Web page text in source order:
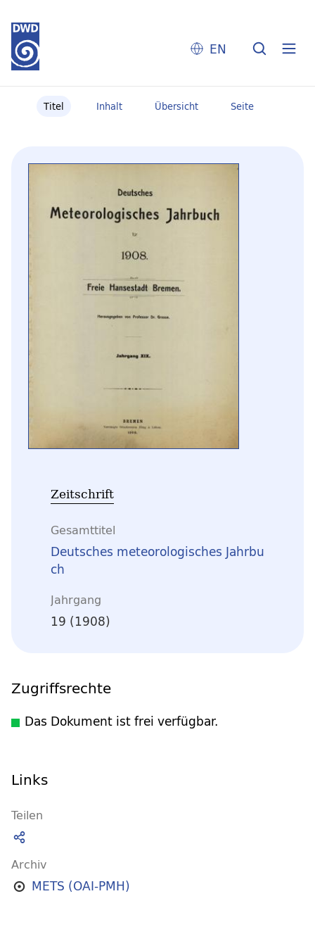
EN
Titel Inhalt Übersicht Seite
Zeitschrift
Gesamttitel
Deutsches meteorologisches Jahrbu
ch
Jahrgang
19 (1908)
Zugriffsrechte
Das Dokument ist frei verfügbar.
Links
Teilen
Archiv
METS (OAI-PMH)